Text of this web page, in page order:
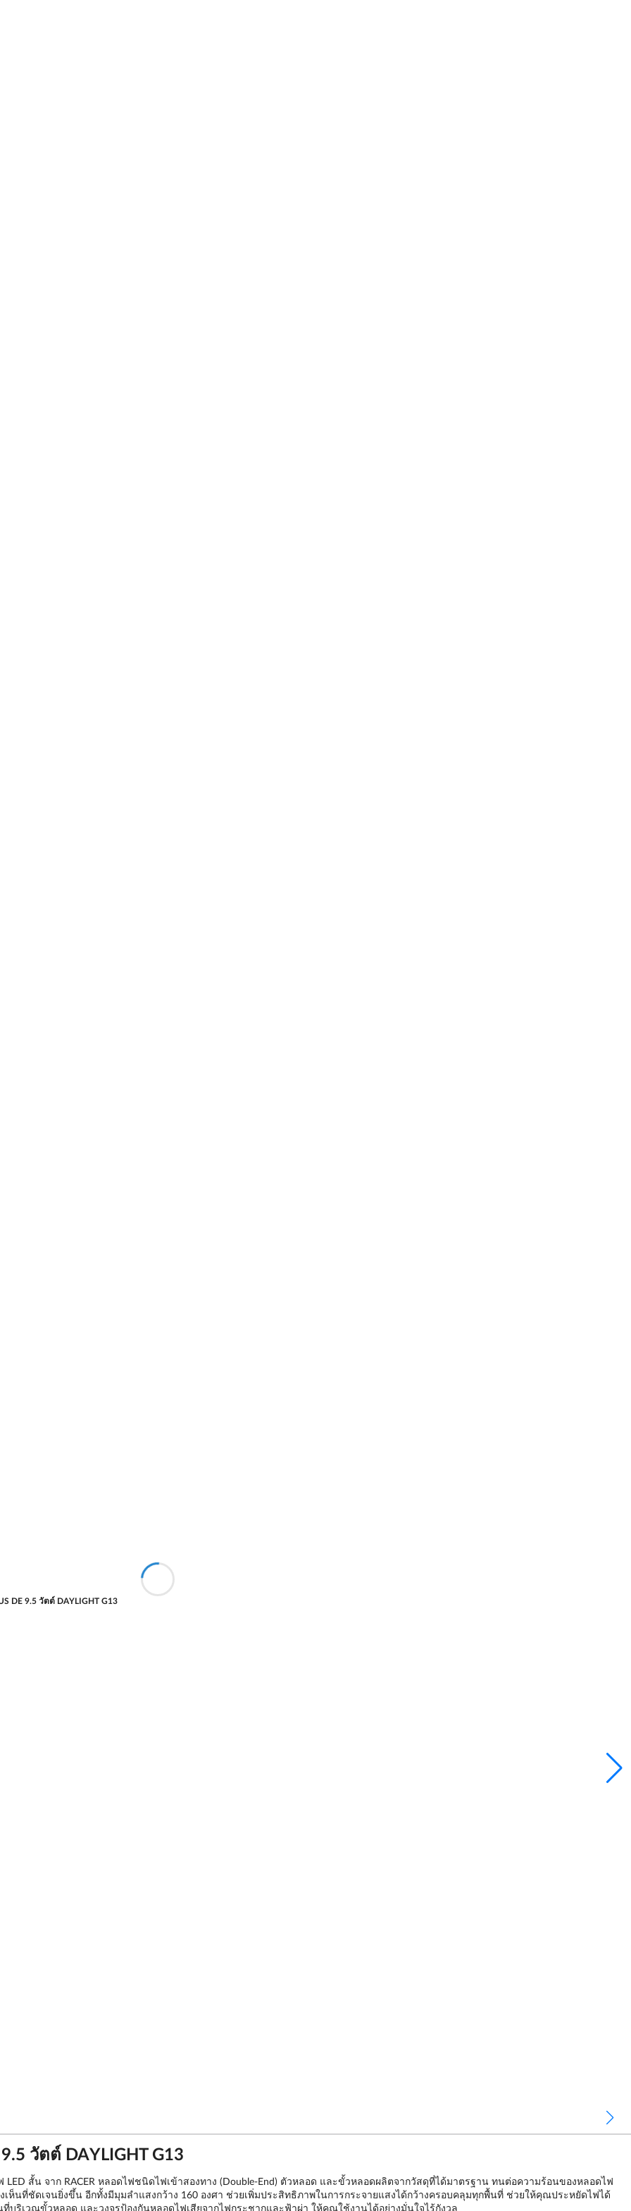
DE 9.5 วัตต์ DAYLIGHT G13
วัตต์ DAYLIGHT G13
สั้น จาก RACER หลอดไฟชนิดไฟเข้าสองทาง (Double-End) ตัวหลอด และขั้วหลอดผลิตจากวัสดุที่ได้มาตรฐาน ทนต่อความร้อนของหลอดไฟ
เห็นที่ชัดเจนยิ่งขึ้น อีกทั้งมีมุมลำแสงกว้าง 160 องศา ช่วยเพิ่มประสิทธิภาพในการกระจายแสงได้กว้างครอบคลุมทุกพื้นที่ ช่วยให้คุณประหยัดไฟได้
ริเวณขั้วหลอด และวงจรป้องกันหลอดไฟเสียจากไฟกระชากและฟ้าผ่า ให้คุณใช้งานได้อย่างมั่นใจไร้กังวล